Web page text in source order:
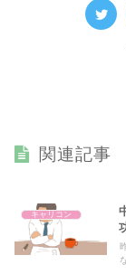
関連記事
キャリコン